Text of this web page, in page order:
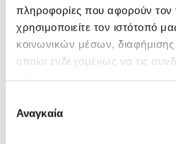
πληροφορίες που αφορούν
χρησιμοποιείτε τον ιστότοπό
κοινωνικών μέσων,
οποίοι ενδεχομένως να τις
των υπηρεσιών τους.
συγκατάθεσης
Αναγκαία